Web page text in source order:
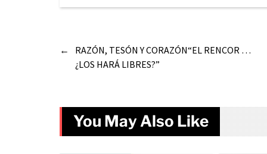
←
RAZÓN, TESÓN Y CORAZÓN“EL RENCOR …
¿LOS HARÁ LIBRES?”
You May Also Like